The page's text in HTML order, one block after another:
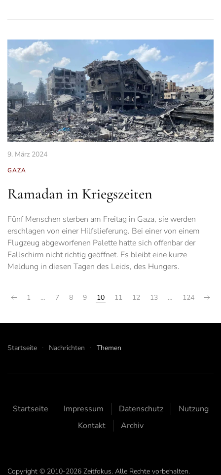
9. März 2024
GAZA
Ramadan in Kriegszeiten
Fünf Menschen sterben am Freitag in Gaza, sie werden
erschlagen von einer Hilfslieferung. Bei einer von einem
Flugzeug abgeworfenen Palette hatte sich offenbar der
Fallschirm nicht richtig geöffnet. Es bleibt eine kurze
Meldung in diesen Tagen des Leids, des Hungers.
1 … 7 8 9 10 11 12 13 … 124
Startseite Nachrichten Themen
Startseite Impressum Datenschutz
Nutzung
Kontakt
Archiv
Copyright © 2010-2026 Zeitfokus. Alle Rechte vorbehalten.